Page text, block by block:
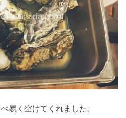
易く空けてくれました。